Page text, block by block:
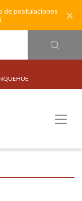
de postulaciones
×